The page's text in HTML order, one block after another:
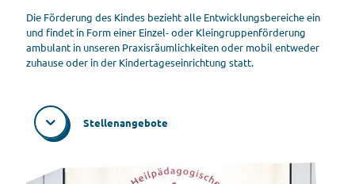
Die Förderung des Kindes bezieht alle Entwicklungsbereiche ein
und findet in Form einer Einzel- oder Kleingruppenförderung
ambulant in unseren Praxisräumlichkeiten oder mobil entweder
zuhause oder in der Kindertageseinrichtung statt.
Stellenangebote